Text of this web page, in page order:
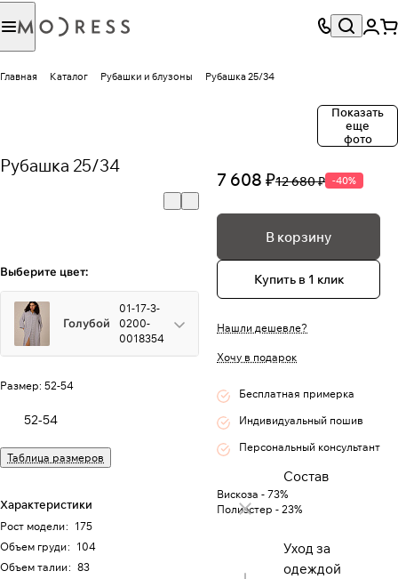
Главная Каталог Рубашки и блузоны Рубашка 25/34
Показать
еще
фото
Рубашка 25/34
Выберите цвет:
Голубой
01-17-3-
0200-
0018354
Размер: 52-54
52-54
Таблица размеров
Характеристики
Рост модели: 175
Объем груди: 104
Объем талии: 83
7 608 ₽12 680 ₽ -40%
В корзину
Купить в 1 клик
Нашли дешевле?
Хочу в подарок
Бесплатная примерка
Индивидуальный пошив
Персональный консультант
Состав
Вискоза - 73%
Полиэстер - 23%
Уход за
одеждой